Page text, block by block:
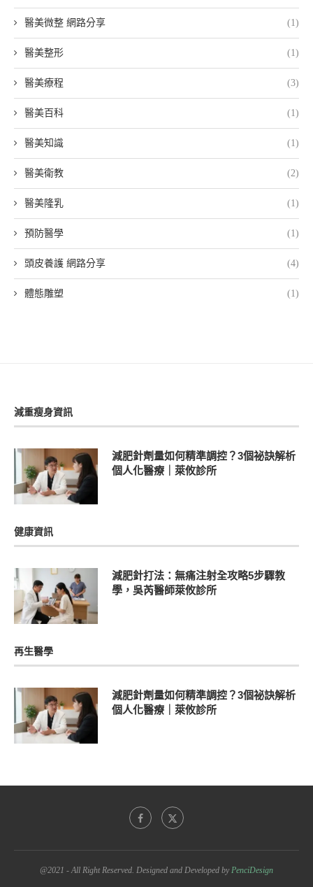
醫美微整 網路分享 (1)
醫美整形 (1)
醫美療程 (3)
醫美百科 (1)
醫美知識 (1)
醫美衛教 (2)
醫美隆乳 (1)
預防醫學 (1)
頭皮養護 網路分享 (4)
體態雕塑 (1)
減重瘦身資訊
減肥針劑量如何精準調控？3個祕訣解析
個人化醫療｜萊攸診所
健康資訊
減肥針打法：無痛注射全攻略5步驟教
學，吳芮醫師萊攸診所
再生醫學
減肥針劑量如何精準調控？3個祕訣解析
個人化醫療｜萊攸診所
@2021 - All Right Reserved. Designed and Developed byPenciDesign